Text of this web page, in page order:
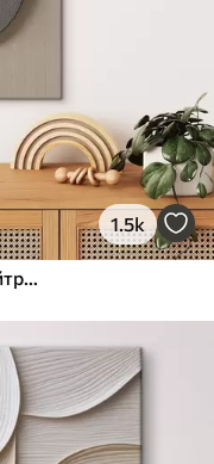
1.5k
Рельєфні кола та гілка в теплих нейтральних тонах